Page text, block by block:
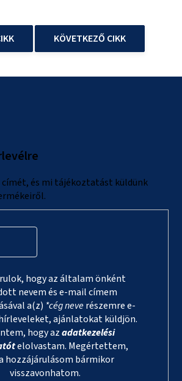
KÖVETKEZŐ CIKK
címét, és mi tájékoztatást küldünk
hogy az általam önként
nevem és e-mail címem
a(z) *cég neverészemre e-
ajánlatokat küldjön.
hogy azadatkezelési
elolvastam. Megértettem,
hozzájárulásom bármikor
visszavonhatom.